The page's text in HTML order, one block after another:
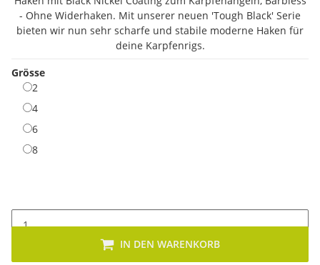
- Ohne Widerhaken. Mit unserer neuen 'Tough Black' Serie
bieten wir nun sehr scharfe und stabile moderne Haken für
deine Karpfenrigs.
Grösse
2
44
66
88
IN DEN WARENKORB